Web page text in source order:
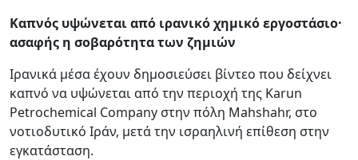
Καπνός υψώνεται από ιρανικό χημικό εργοστάσιο·
ασαφής η σοβαρότητα των ζημιών
Ιρανικά μέσα έχουν δημοσιεύσει βίντεο που δείχνει
καπνό να υψώνεται από την περιοχή της Karun
Petrochemical Company στην πόλη Mahshahr, στο
νοτιοδυτικό Ιράν, μετά την ισραηλινή επίθεση στην
εγκατάσταση.